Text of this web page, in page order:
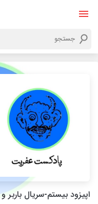
اپیزود بیستم-سریال